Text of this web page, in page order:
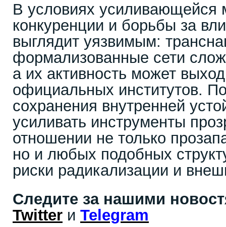
В условиях усиливающейся
конкуренции и борьбы за
выглядит уязвимым:
формализованные сети
а их активность может
официальных институтов.
сохранения внутренней
усиливать инструменты
отношении не только
но и любых подобных
риски радикализации и
Следите за нашими
Twitter и Telegram